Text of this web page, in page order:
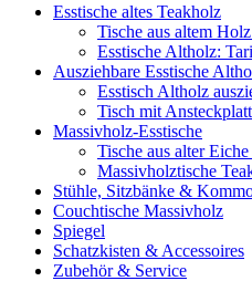
Esstische altes Teakholz
Tische aus altem
Esstische Altholz:
Ausziehbare Esstische
Esstisch Altholz
Tisch mit
Massivholz-Esstische
Tische aus alter
Massivholztische
Stühle, Sitzbänke &
Couchtische Massivholz
Spiegel
Schatzkisten & Accessoires
Zubehör & Service